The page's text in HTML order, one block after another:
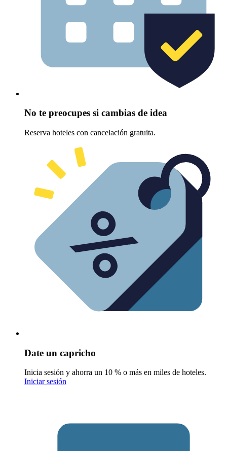
No te preocupes si cambias de idea
Reserva hoteles con cancelación gratuita.
Date un capricho
Inicia sesión y ahorra un 10 % o más en miles de hoteles.
Iniciar sesión